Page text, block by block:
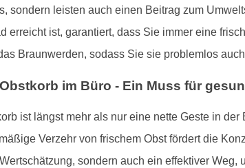
sondern leisten auch einen Beitrag zum
erreicht ist, garantiert, dass Sie immer eine
Braunwerden, sodass Sie sie problemlos
im Büro - Ein Muss für
ist längst mehr als nur eine nette Geste in
Verzehr von frischem Obst fördert die
sondern auch ein effektiver Weg,